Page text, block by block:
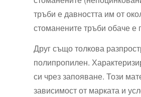
тръби е давността им от
стоманените тръби обаче е
Друг също толкова
полипропилен.
си чрез запояване. Този
зависимост от марката и